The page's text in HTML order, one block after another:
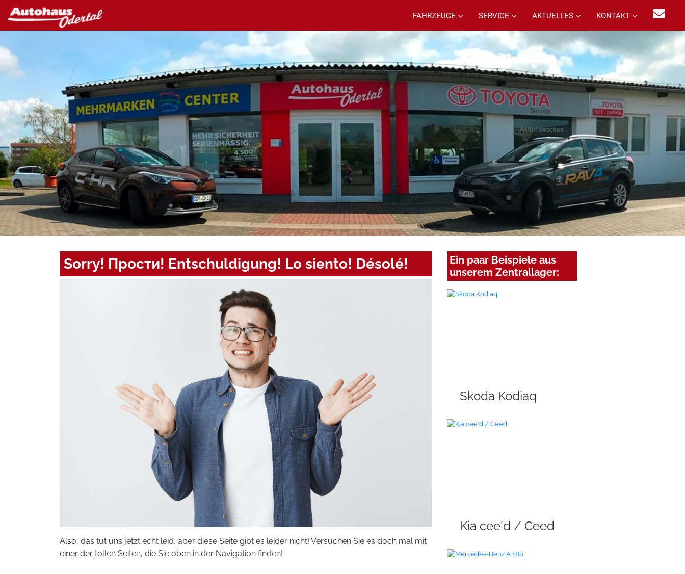
FAHRZEUGE SERVICE AKTUELLES KONTAKT
Sorry! Прости! Entschuldigung! Lo siento! Désolé!
Also, das tut uns jetzt echt leid, aber diese Seite gibt es leider nicht! Versuchen Sie es doch mal mit
einer der tollen Seiten, die Sie oben in der Navigation finden!
Ein paar Beispiele aus
unserem Zentrallager:
Skoda Kodiaq
Kia cee'd / Ceed